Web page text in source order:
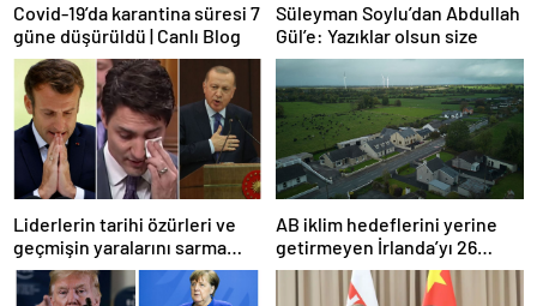
Covid-19’da karantina süresi 7
güne düşürüldü | Canlı Blog
Süleyman Soylu’dan Abdullah
Gül’e: Yazıklar olsun size
Liderlerin tarihi özürleri ve
geçmişin yaralarını sarma
çabaları
AB iklim hedeflerini yerine
getirmeyen İrlanda’yı 26
milyar euroluk ceza bekliyor